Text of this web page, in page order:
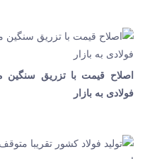
41 ثانیه
510
اصلاح قیمت با تزریق سنگین
فولادی به بازار